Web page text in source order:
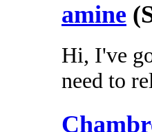
amine
Hi, I've
need to